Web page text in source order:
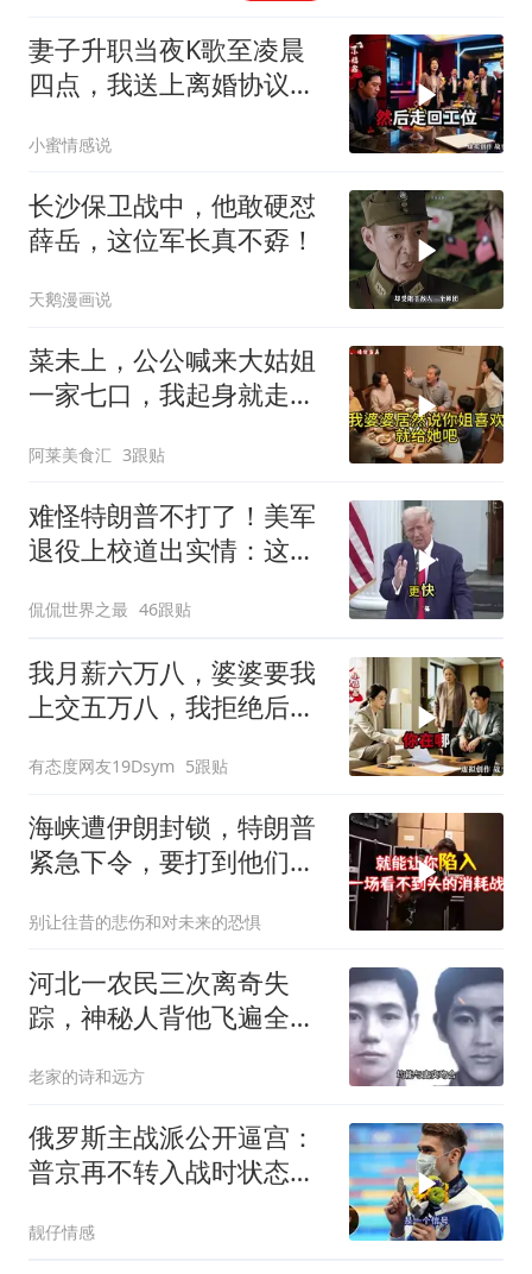
妻子升职当夜K歌至凌晨
四点，我送上离婚协议果
口：我们谈谈
小蜜情感说
长沙保卫战中，他敢硬怼
薛岳，这位军长真不孬！
天鹅漫画说
菜未上，公公喊来大姑姐
一家七口，我起身就走，
阿莱美食汇 3跟贴
难怪特朗普不打了！美军
退役上校道出实情：这场
侃侃世界之最 46跟贴
我月薪六万八，婆婆要我
上交五万八，我拒绝后她
离婚
有态度网友19Dsym 5跟贴
海峡遭伊朗封锁，特朗普
紧急下令，要打到他们承
别让往昔的悲伤和对未来的恐惧
河北一农民三次离奇失
踪，神秘人背他飞遍全中
老家的诗和远方
俄罗斯主战派公开逼宫：
普京再不转入战时状态，
靓仔情感